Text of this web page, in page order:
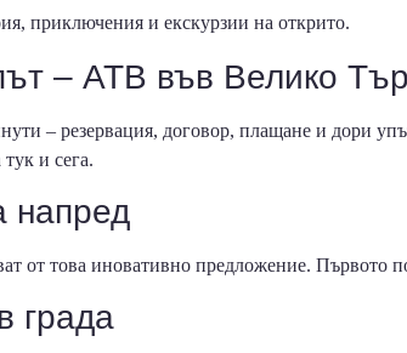
– АТВ във Велико
– резервация, договор, плащане и дори
и сега.
напред
от това иновативно предложение. Първото
града